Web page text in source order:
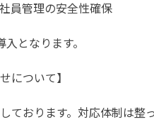
員管理の安全性確保
となります。
について】
ております。対応体制は